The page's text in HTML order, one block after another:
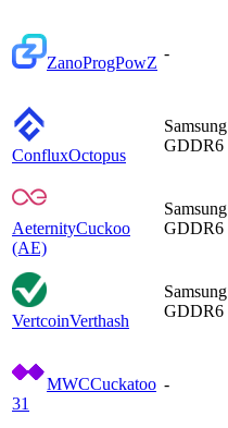
ZanoProgPowZ
-
ConfluxOctopus
Samsung
GDDR6
AeternityCuckoo
(AE)
Samsung
GDDR6
VertcoinVerthash
Samsung
GDDR6
MWCCuckatoo
31
-